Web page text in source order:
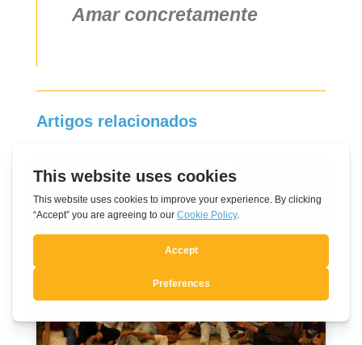
Amar concretamente
Artigos relacionados